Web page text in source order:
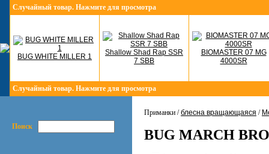
Случайный товар. Нажмите для просмотра
BUG WHITE MILLER 1
Shallow Shad Rap SSR
7 SBB
BIOMASTER 07 MG
4000SR
Случайный товар. Нажмите для просмотра
Поиск
Приманки /блесна вращающаяся /
BUG MARCH